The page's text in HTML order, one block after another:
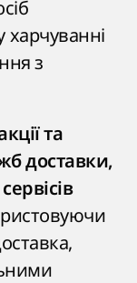
з
та
доставки,